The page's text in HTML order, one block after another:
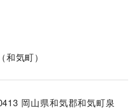
和気町）
岡山県和気郡和気町泉